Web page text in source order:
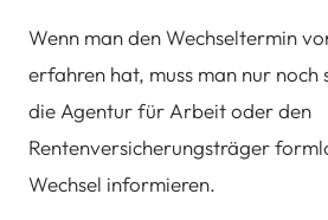
Wenn man den Wechseltermin
erfahren hat, muss man nur
die Agentur für Arbeit oder den
Rentenversicherungsträger
Wechsel informieren.